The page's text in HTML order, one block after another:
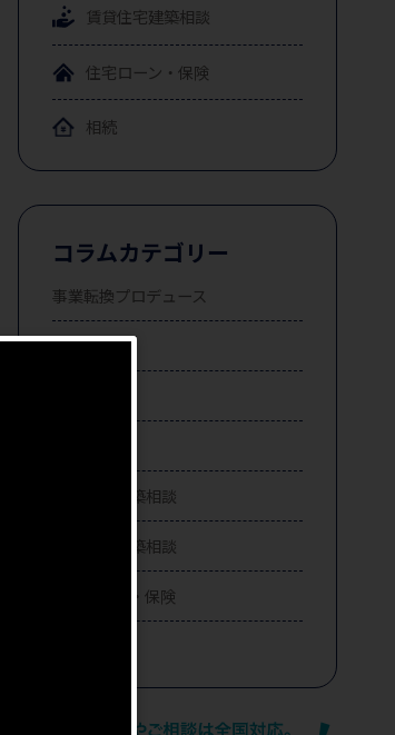
賃貸住宅建築相談
住宅ローン・保険
相続
コラムカテゴリー
事業転換プロデュース
不動産売却
注文住宅建築相談
賃貸住宅建築相談
住宅ローン・保険